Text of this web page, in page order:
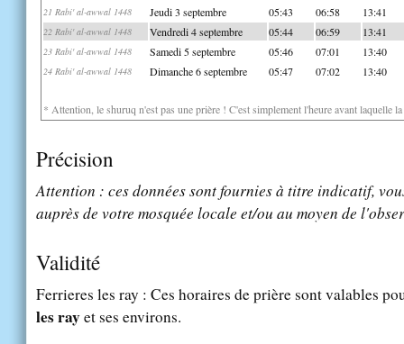
21 Rabi' al-awwal 1448 Jeudi 3 septembre 05:43 06:58 13:41
22 Rabi' al-awwal 1448 Vendredi 4 septembre 05:44 06:59 13:41
23 Rabi' al-awwal 1448 Samedi 5 septembre 05:46 07:01 13:40
24 Rabi' al-awwal 1448 Dimanche 6 septembre 05:47 07:02 13:40
* Attention, le shuruq n'est pas une prière ! C'est simplement l'heure avant laquelle
Précision
Attention : ces données sont fournies à titre indicatif,
auprès de votre mosquée locale et/ou au moyen de
Validité
Ferrieres les ray : Ces horaires de prière sont valables
les rayet ses environs.